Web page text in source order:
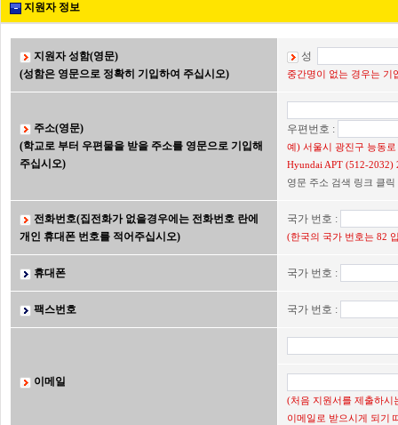
지원자 정보
지원자 성함(영문)
(성함은 영문으로 정확히 기입하여 주십시오)
성
중간명이 없는 경우는 기
주소(영문)
(학교로 부터 우편물을 받을 주소를 영문으로 기입해
주십시오)
우편번호 :
예) 서울시 광진구 능동
Hyundai APT (512-2032)
영문 주소 검색 링크 클릭
전화번호(집전화가 없을경우에는 전화번호 란에
개인 휴대폰 번호를 적어주십시오)
국가 번호 :
(한국의 국가 번호는 82
휴대폰 국가 번호 :
팩스번호 국가 번호 :
이메일
(처음 지원서를 제출하시
이메일로 받으시게 되기